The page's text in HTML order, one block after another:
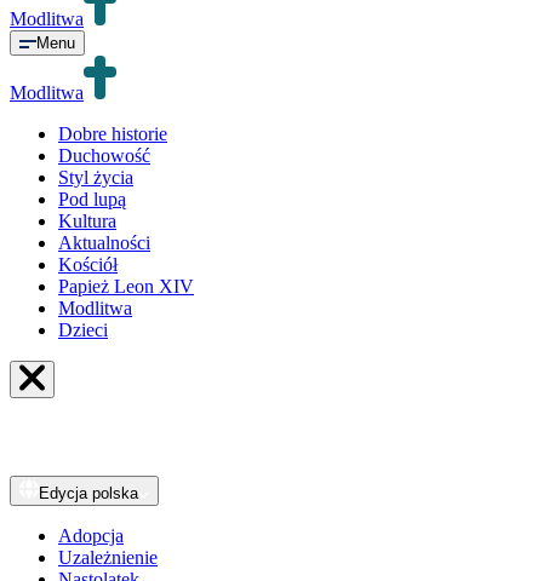
Modlitwa
Menu
Modlitwa
Dobre historie
Duchowość
Styl życia
Pod lupą
Kultura
Aktualności
Kościół
Papież Leon XIV
Modlitwa
Dzieci
Edycja polska
Adopcja
Uzależnienie